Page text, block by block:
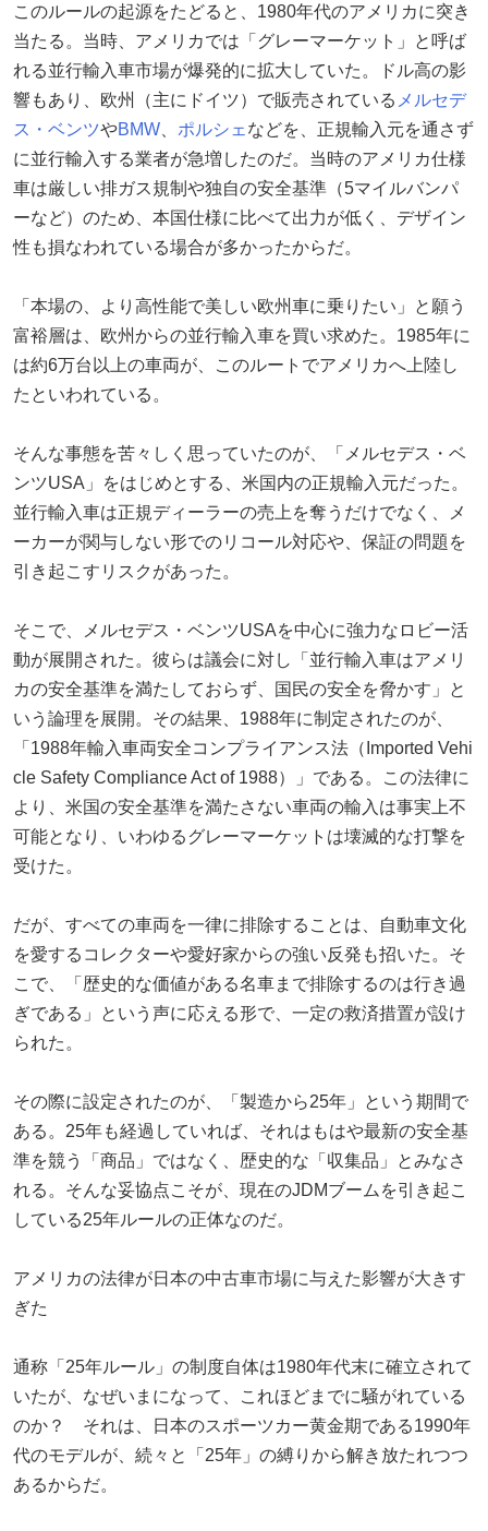
このルールの起源をたどると、1980年代のアメリカに突き
当たる。当時、アメリカでは「グレーマーケット」と呼ば
れる並行輸入車市場が爆発的に拡大していた。ドル高の影
響もあり、欧州（主にドイツ）で販売されている メルセデ
ス・ベンツやBMW ポルシェ などを、正規輸入元を通さず
に並行輸入する業者が急増したのだ。当時のアメリカ仕様
車は厳しい排ガス規制や独自の安全基準（5マイルバンパ
ーなど）のため、本国仕様に比べて出力が低く、デザイン
性も損なわれている場合が多かったからだ。
「本場の、より高性能で美しい欧州車に乗りたい」と願う
富裕層は、欧州からの並行輸入車を買い求めた。1985年に
は約6万台以上の車両が、このルートでアメリカへ上陸し
たといわれている。
そんな事態を苦々しく思っていたのが、「メルセデス・ベ
ンツUSA」をはじめとする、米国内の正規輸入元だった。
並行輸入車は正規ディーラーの売上を奪うだけでなく、メ
ーカーが関与しない形でのリコール対応や、保証の問題を
引き起こすリスクがあった。
そこで、メルセデス・ベンツUSAを中心に強力なロビー活
動が展開された。彼らは議会に対し「並行輸入車はアメリ
カの安全基準を満たしておらず、国民の安全を脅かす」と
いう論理を展開。その結果、1988年に制定されたのが、
「1988年輸入車両安全コンプライアンス法（Imported Vehi
cle Safety Compliance Act of 1988）」である。この法律に
より、米国の安全基準を満たさない車両の輸入は事実上不
可能となり、いわゆるグレーマーケットは壊滅的な打撃を
受けた。
だが、すべての車両を一律に排除することは、自動車文化
を愛するコレクターや愛好家からの強い反発も招いた。そ
こで、「歴史的な価値がある名車まで排除するのは行き過
ぎである」という声に応える形で、一定の救済措置が設け
られた。
その際に設定されたのが、「製造から25年」という期間で
ある。25年も経過していれば、それはもはや最新の安全基
準を競う「商品」ではなく、歴史的な「収集品」とみなさ
れる。そんな妥協点こそが、現在のJDMブームを引き起こ
している25年ルールの正体なのだ。
アメリカの法律が日本の中古車市場に与えた影響が大きす
ぎた
通称「25年ルール」の制度自体は1980年代末に確立されて
いたが、なぜいまになって、これほどまでに騒がれている
のか？ それは、日本のスポーツカー黄金期である1990年
代のモデルが、続々と「25年」の縛りから解き放たれつつ
あるからだ。